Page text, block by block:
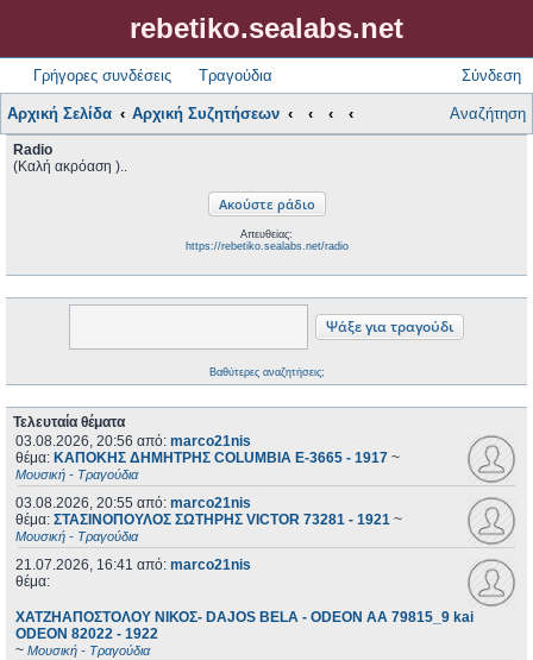
rebetiko.sealabs.net
Γρήγορες συνδέσεις Τραγούδια Σύνδεση
Αρχική Σελίδα Αρχική Συζητήσεων Αναζήτηση
Radio
(Καλή ακρόαση )..
Απευθείας:
https://rebetiko.sealabs.net/radio
Βαθύτερες αναζητήσεις;
Τελευταία θέματα
03.08.2026, 20:56 από: marco21nis
θέμα: ΚΑΠΟΚΗΣ ΔΗΜΗΤΡΗΣ COLUMBIA E-3665 - 1917 ~
Μουσική - Τραγούδια
03.08.2026, 20:55 από: marco21nis
θέμα: ΣΤΑΣΙΝΟΠΟΥΛΟΣ ΣΩΤΗΡΗΣ VICTOR 73281 - 1921 ~
Μουσική - Τραγούδια
21.07.2026, 16:41 από: marco21nis
θέμα:
ΧΑΤΖΗΑΠΟΣΤΟΛΟΥ ΝΙΚΟΣ- DAJOS BELA - ODEON AA 79815_9 kai
ODEON 82022 - 1922
~ Μουσική - Τραγούδια